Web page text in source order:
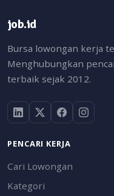
job.id
Bursa lowongan kerja
Menghubungkan
terbaik sejak 2012.
PENCARI KERJA
Cari Lowongan
Kategori